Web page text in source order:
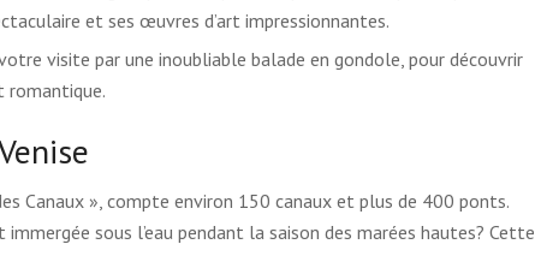
et ses œuvres d’art impressionnantes.
visite par une inoubliable balade en gondole, pour découvrir
romantique.
Canaux », compte environ 150 canaux et plus de 400 ponts.
sous l’eau pendant la saison des marées hautes? Cette